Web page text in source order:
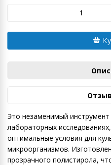
Это незаменимый инструмент
лабораторных
оптимальные условия для
микроорганизмов.
прозрачного полистирола,